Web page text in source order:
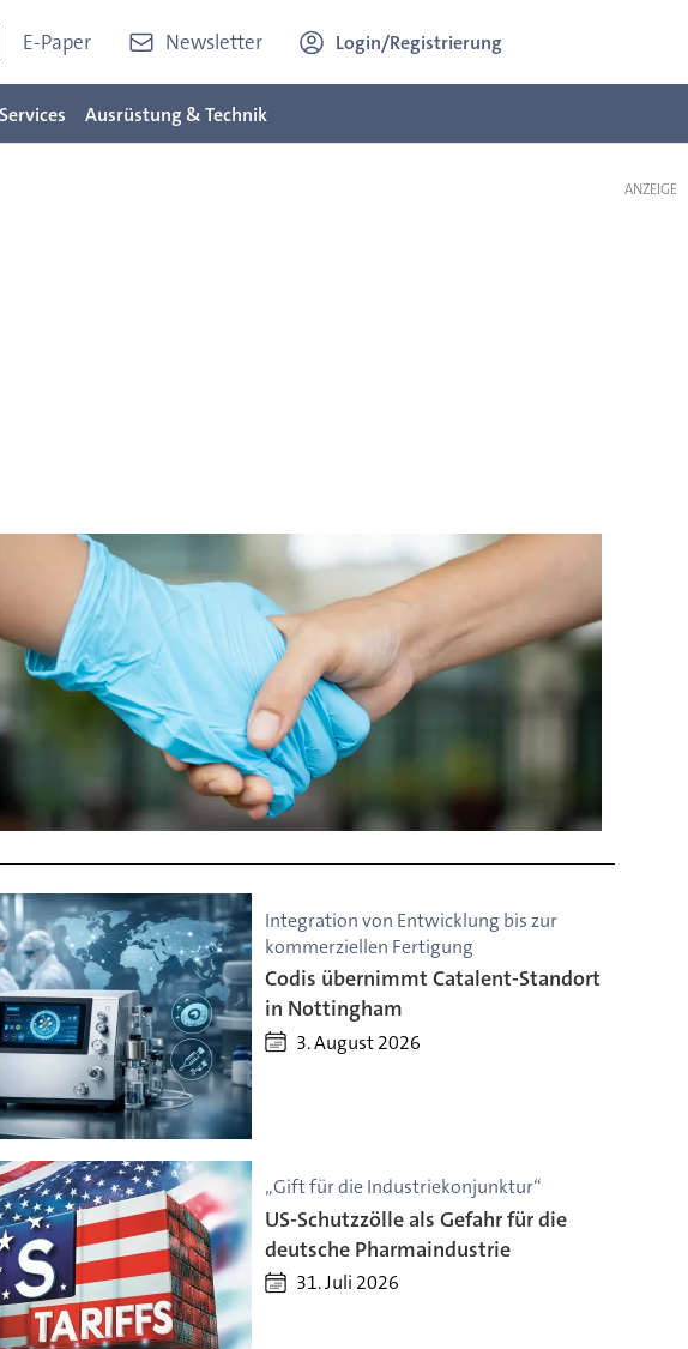
E-Paper Newsletter Login/Registrierung
Ausrüstung & Technik
Integration von Entwicklung bis zur
kommerziellen Fertigung
Codis übernimmt Catalent-Standort
in Nottingham
3. August 2026
„Gift für die Industriekonjunktur“
US-Schutzzölle als Gefahr für die
deutsche Pharmaindustrie
31. Juli 2026
ANZEIGE